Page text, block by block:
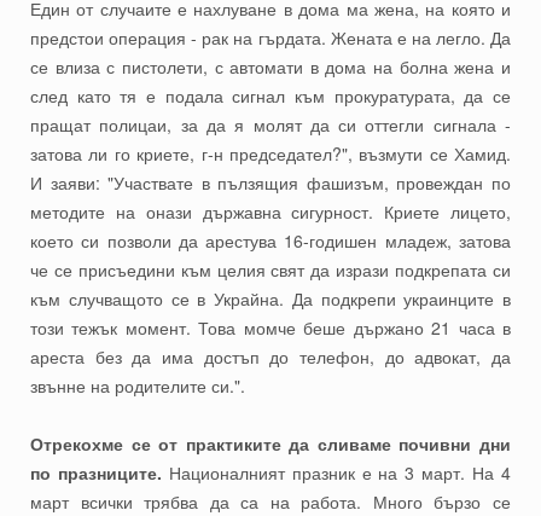
Един от случаите е нахлуване в дома ма жена, на която и
предстои операция - рак на гърдата. Жената е на легло. Да
се влиза с пистолети, с автомати в дома на болна жена и
след като тя е подала сигнал към прокуратурата, да се
пращат полицаи, за да я молят да си оттегли сигнала -
затова ли го криете, г-н председател?", възмути се Хамид.
И заяви: "Участвате в пълзящия фашизъм, провеждан по
методите на онази държавна сигурност. Криете лицето,
което си позволи да арестува 16-годишен младеж, затова
че се присъедини към целия свят да изрази подкрепата си
към случващото се в Украйна. Да подкрепи украинците в
този тежък момент. Това момче беше държано 21 часа в
ареста без да има достъп до телефон, до адвокат, да
звънне на родителите си.".
Отрекохме се от практиките да сливаме почивни дни
по празниците. Националният празник е на 3 март. На 4
март всички трябва да са на работа. Много бързо се